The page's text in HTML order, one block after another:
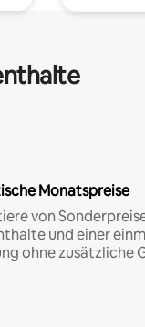
Monatspreise
von
und einer
ohne zusätzliche